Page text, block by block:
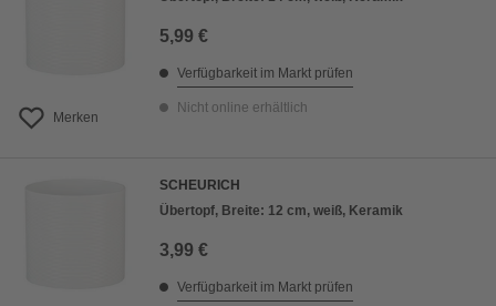
Merken
5,99 €
Verfügbarkeit im Markt prüfen
Nicht online erhältlich
SCHEURICH
Übertopf, Breite: 12 cm, weiß, Keramik
3,99 €
Verfügbarkeit im Markt prüfen